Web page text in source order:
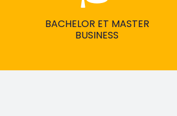
BACHELOR ET MASTER
BUSINESS